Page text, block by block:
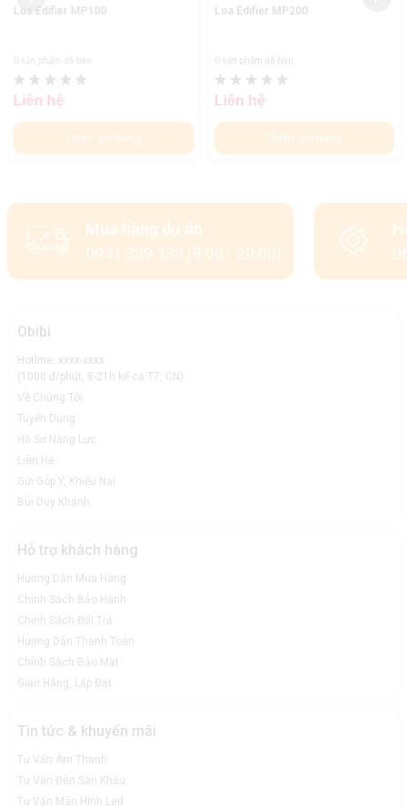
Loa Edifier MP100
0 sản phẩm đã bán
Liên hệ
Thêm giỏ hàng
Loa Edifier MP200
0 sản phẩm đã bán
Liên hệ
Thêm giỏ hàng
Mua hàng dự án
0941 339 339 (8:00 - 20:00)
Obibi
Hotline: xxxx-xxxx
(1000 đ/phút, 8-21h kể cả T7, CN)
Về Chúng Tôi
Tuyển Dụng
Hồ Sơ Năng Lực
Liên Hệ
Gửi Góp Ý, Khiếu Nại
Bùi Duy Khánh
Hỗ trợ khách hàng
Hướng Dẫn Mua Hàng
Chính Sách Bảo Hành
Chính Sách Đổi Trả
Hướng Dẫn Thanh Toán
Chính Sách Bảo Mật
Giao Hàng, Lắp Đặt
Tin tức & khuyến mãi
Tư Vấn Âm Thanh
Tư Vấn Đèn Sân Khấu
Tư Vấn Màn Hình Led